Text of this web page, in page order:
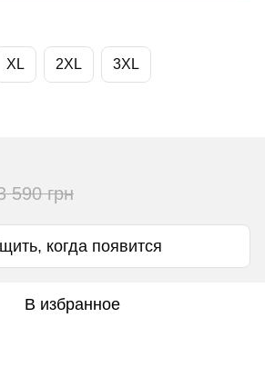
XL 2XL 3XL
590 грн
когда появится
В избранное